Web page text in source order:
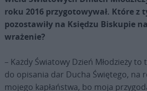
roku 2016 przygotowywał. Które z
pozostawiły na Księdzu Biskupie
wrażenie?
– Każdy Światowy Dzień Młodzieży
do opisania dar Ducha Świętego, na
mojego kapłaństwa, bo moja